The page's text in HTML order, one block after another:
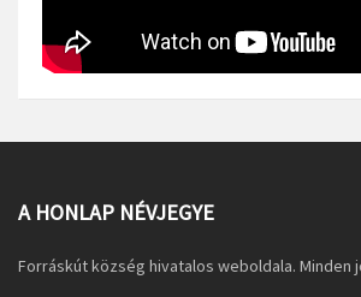
A HONLAP NÉVJEGYE
Forráskút község hivatalos weboldala. Minden